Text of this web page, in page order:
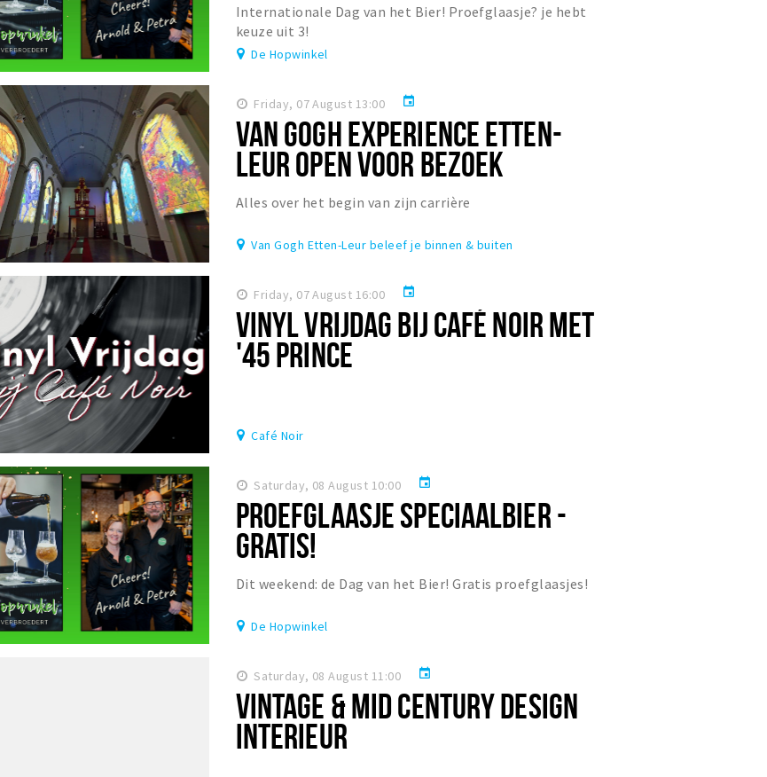
Internationale Dag van het Bier! Proefglaasje? je hebt
keuze uit 3!
De Hopwinkel
Friday, 07 August 13:00 event
VAN GOGH EXPERIENCE ETTEN-
LEUR OPEN VOOR BEZOEK
Alles over het begin van zijn carrière
Van Gogh Etten-Leur beleef je binnen & buiten
Friday, 07 August 16:00 event
VINYL VRIJDAG BIJ CAFÉ NOIR MET
'45 PRINCE
Café Noir
Saturday, 08 August 10:00 event
PROEFGLAASJE SPECIAALBIER -
GRATIS!
Dit weekend: de Dag van het Bier! Gratis proefglaasjes!
De Hopwinkel
Saturday, 08 August 11:00 event
VINTAGE & MID CENTURY DESIGN
INTERIEUR